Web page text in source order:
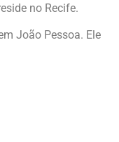
no Recife.
João Pessoa. Ele